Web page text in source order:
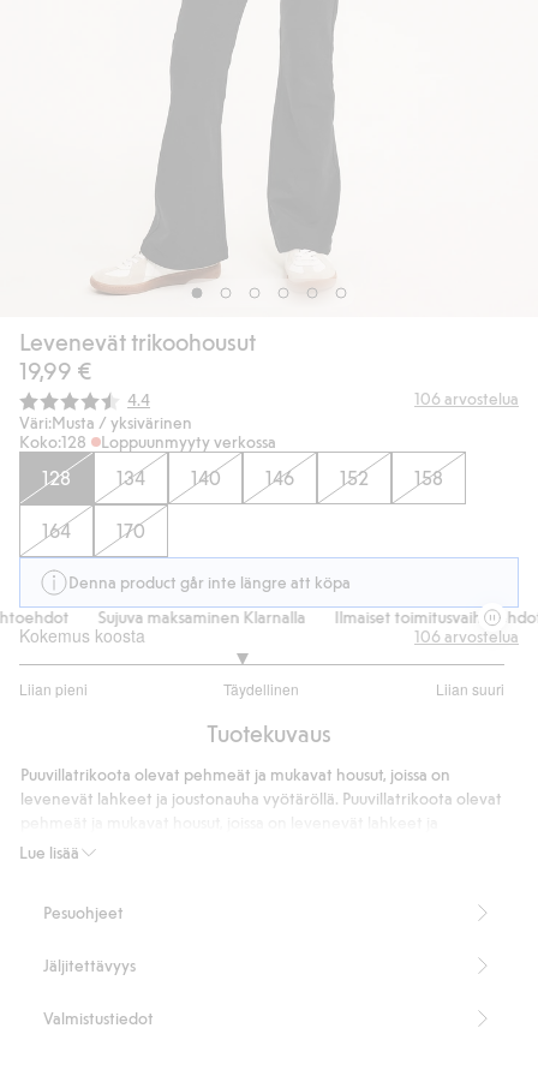
Levenevät trikoohousut
19,99 €
Keskimääräinen luokitus:
4.4 106 arvostelua
Väri:Musta / yksivärinen
Koko:128 Loppuunmyyty verkossa
128 134 140 146 152 158
164 170
Denna product går inte längre att köpa
Sujuva maksaminen Klarnalla Ilmaiset toimitusvaihtoehdot
Kokemus koosta
Liian pieni Täydellinen Liian suuri
/
ääneen
106 arvostelua
Tuotekuvaus
Lue lisää
Puuvillatrikoota olevat pehmeät ja mukavat housut, joissa on
levenevät lahkeet ja joustonauha vyötäröllä. Puuvillatrikoota olevat
joustonauha vyötäröllä.
- Valitsemalla puuvillatuotteitamme tuet Kappahlin sitoutumista
massatasapainojärjestelmän kautta, joten se ei välttämättä sisällä
BetterCotton.org/MassBalance.
Pesuohjeet
Jäljitettävyys
Valmistustiedot